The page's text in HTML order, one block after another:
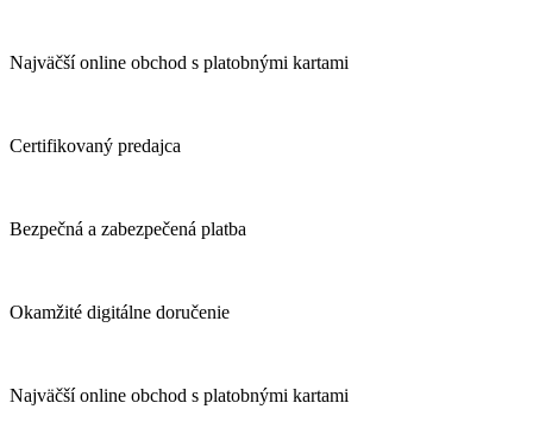
Najväčší online obchod s platobnými kartami
Certifikovaný predajca
Bezpečná a zabezpečená platba
Okamžité digitálne doručenie
Najväčší online obchod s platobnými kartami